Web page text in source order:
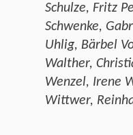
Schulze, Fritz
Schwenke,
Uhlig, Bärbel
Walther,
Wenzel, Irene
Wittwer,